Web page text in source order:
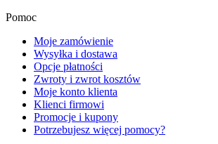
Pomoc
Moje zamówienie
Wysyłka i dostawa
Opcje płatności
Zwroty i zwrot kosztów
Moje konto klienta
Klienci firmowi
Promocje i kupony
Potrzebujesz więcej pomocy?